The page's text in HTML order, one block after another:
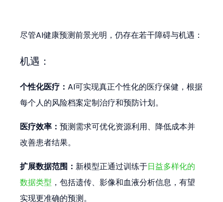
尽管AI健康预测前景光明，仍存在若干障碍与机遇：
机遇：
个性化医疗：AI可实现真正个性化的医疗保健，根据
每个人的风险档案定制治疗和预防计划。
医疗效率：预测需求可优化资源利用、降低成本并
改善患者结果。
扩展数据范围：新模型正通过训练于日益多样化的
数据类型 ，包括遗传、影像和血液分析信息，有望
实现更准确的预测。